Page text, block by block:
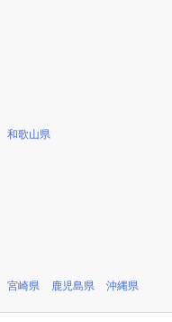
和歌山県
宮崎県 鹿児島県 沖縄県